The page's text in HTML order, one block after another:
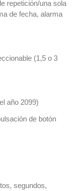
repetición/una sola
de fecha, alarma
(1,5 o 3
año 2099)
de botón
segundos,